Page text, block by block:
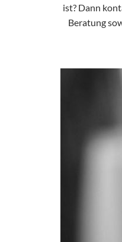
ist? Dann
Beratung